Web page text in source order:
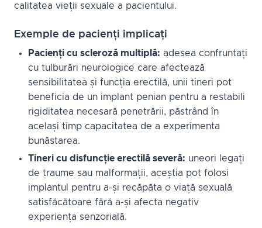
calitatea vieții sexuale a pacientului.
Exemple de pacienți implicați
Pacienți cu scleroză multiplă: adesea confruntați
cu tulburări neurologice care afectează
sensibilitatea și funcția erectilă, unii tineri pot
beneficia de un implant penian pentru a restabili
rigiditatea necesară penetrării, păstrând în
același timp capacitatea de a experimenta
bunăstarea.
Tineri cu disfuncție erectilă severă: uneori legați
de traume sau malformații, aceștia pot folosi
implantul pentru a-și recăpăta o viață sexuală
satisfăcătoare fără a-și afecta negativ
experiența senzorială.